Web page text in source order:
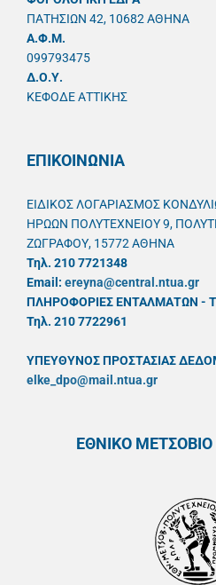
ΠΑΤΗΣΙΩΝ 42, 10682 ΑΘΗΝΑ
A.Φ.Μ.
099793475
Δ.Ο.Υ.
ΚΕΦΟΔΕ ΑΤΤΙΚΗΣ
ΕΠΙΚΟΙΝΩΝΙΑ
ΕΙΔΙΚΟΣ ΛΟΓΑΡΙΑΣΜΟΣ
ΗΡΩΩΝ ΠΟΛΥΤΕΧΝΕΙΟΥ 9,
ΖΩΓΡΑΦΟΥ, 15772 ΑΘΗΝΑ
Τηλ. 210 7721348
Email: ereyna@central.ntua.gr
ΠΛΗΡΟΦΟΡΙΕΣ ΕΝΤΑΛΜΑΤΩΝ -
Τηλ. 210 7722961
ΥΠΕΥΘYΝΟΣ ΠΡΟΣΤΑΣΙΑΣ
elke_dpo@mail.ntua.gr
ΕΘΝΙΚΟ